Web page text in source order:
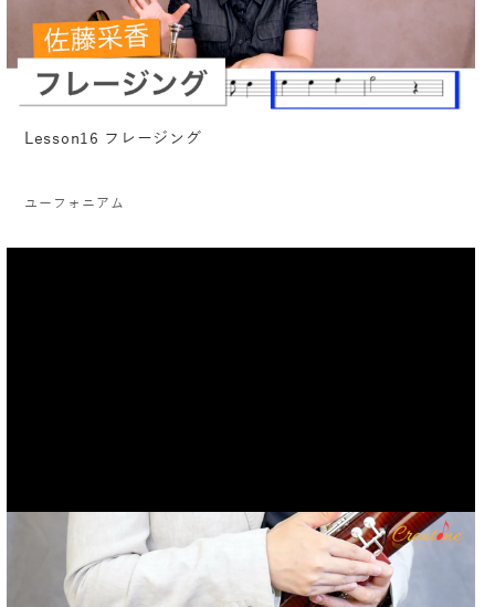
Lesson16 フレージング
ユーフォニアム